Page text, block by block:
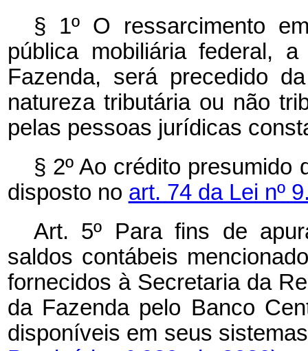
§ 1º O ressarcimento
pública mobiliária federal,
Fazenda, será precedido
natureza tributária ou não
pelas pessoas jurídicas
§ 2º Ao crédito
disposto no art. 74 da Lei nº
Art. 5º Para fins de
saldos contábeis
fornecidos à Secretaria da
da Fazenda pelo Banco
disponíveis em seus